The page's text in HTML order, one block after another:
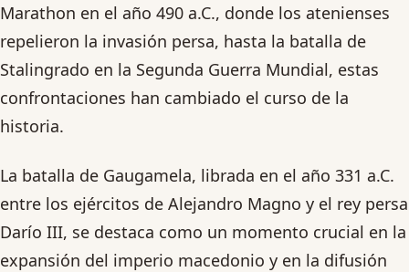
Marathon en el año 490 a.C., donde los atenienses
repelieron la invasión persa, hasta la batalla de
Stalingrado en la Segunda Guerra Mundial, estas
confrontaciones han cambiado el curso de la
historia.
La batalla de Gaugamela, librada en el año 331 a.C.
entre los ejércitos de Alejandro Magno y el rey persa
Darío III, se destaca como un momento crucial en la
expansión del imperio macedonio y en la difusión